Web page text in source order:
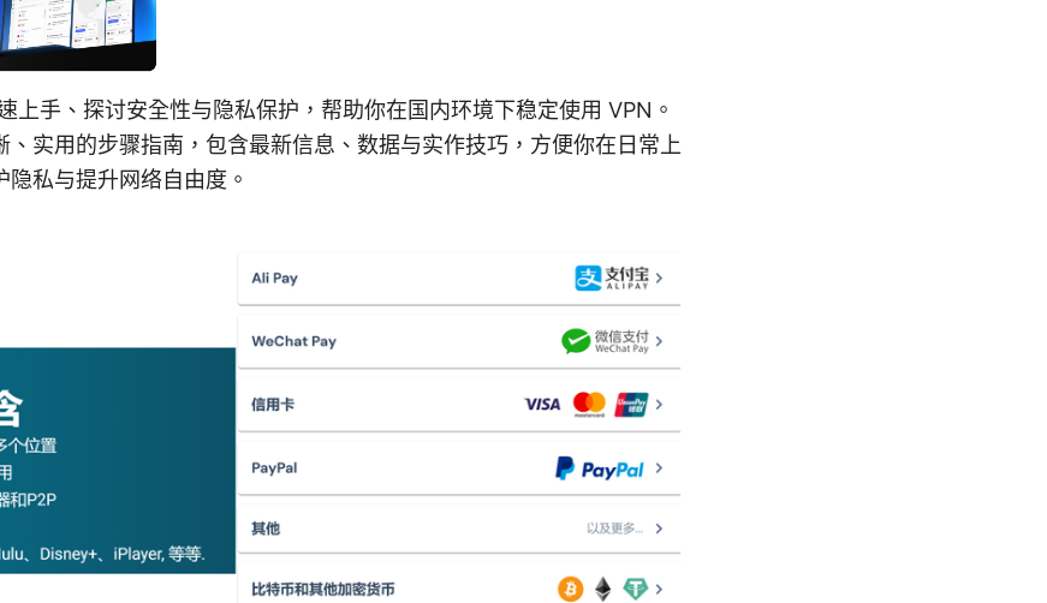
上手、探讨安全性与隐私保护，帮助你在国内环境下稳定使用 VPN。
、实用的步骤指南，包含最新信息、数据与实作技巧，方便你在日常上
隐私与提升网络自由度。